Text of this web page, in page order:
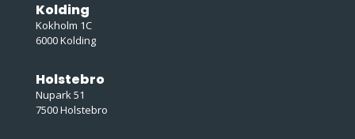
Kolding
Kokholm 1C
6000 Kolding
Holstebro
Nupark 51
7500 Holstebro